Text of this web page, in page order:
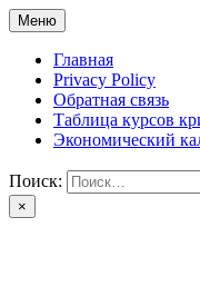
Перейти
к
содержимому
Меню
Главная
Privacy Policy
Обратная связь
Таблица курсов
Экономический
Поиск:
×